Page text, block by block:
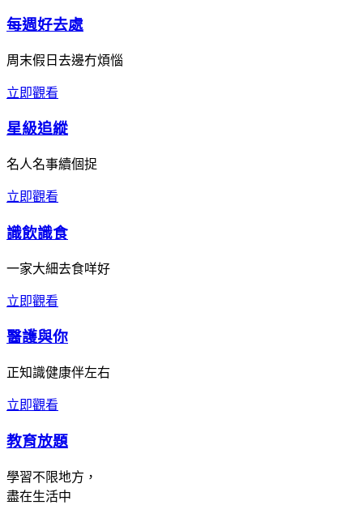
每週好去處
周末假日去邊冇煩惱
立即觀看
星級追縱
名人名事續個捉
立即觀看
識飲識食
一家大細去食咩好
立即觀看
醫護與你
正知識健康伴左右
立即觀看
教育放題
學習不限地方，
盡在生活中